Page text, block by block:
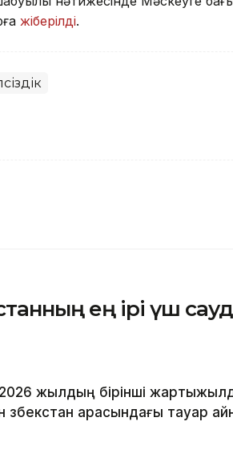
жіберілді.
ең ірі үш
жылдың бірінші
Өзбекстан арасындағы тауар